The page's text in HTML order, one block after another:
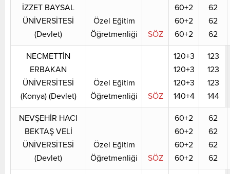
İZZET BAYSAL
ÜNİVERSİTESİ
(Devlet)
Özel Eğitim
Öğretmenliği
SÖZ
60+2
60+2
60+2
62
62
62
NECMETTİN
ERBAKAN
ÜNİVERSİTESİ
(Konya) (Devlet)
Özel Eğitim
Öğretmenliği
SÖZ
120+3
120+3
120+3
140+4
123
123
123
144
NEVŞEHİR HACI
BEKTAŞ VELİ
ÜNİVERSİTESİ
(Devlet)
Özel Eğitim
Öğretmenliği
SÖZ
60+2
60+2
60+2
60+2
62
62
62
62